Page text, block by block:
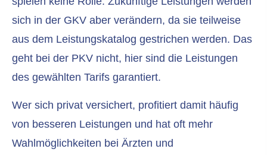
sich in der GKV aber verändern, da sie teilweise
aus dem Leistungskatalog gestrichen werden. Das
geht bei der PKV nicht, hier sind die Leistungen
des gewählten Tarifs garantiert.
Wer sich privat versichert, profitiert damit häufig
von besseren Leistungen und hat oft mehr
Wahlmöglichkeiten bei Ärzten und